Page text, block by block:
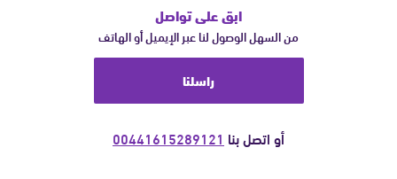
ابق على تواصل
من السهل الوصول لنا عبر الإيميل أو الهاتف
راسلنا
أو اتصل بنا 00441615289121